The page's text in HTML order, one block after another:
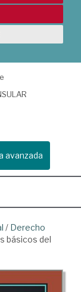
avanzada
/ Derecho
básicos del